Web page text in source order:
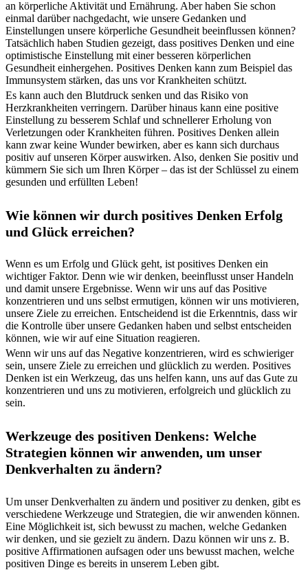
an körperliche Aktivität und Ernährung. Aber haben Sie schon
einmal darüber nachgedacht, wie unsere Gedanken und
Einstellungen unsere körperliche Gesundheit beeinflussen können?
Tatsächlich haben Studien gezeigt, dass positives Denken und eine
optimistische Einstellung mit einer besseren körperlichen
Gesundheit einhergehen. Positives Denken kann zum Beispiel das
Immunsystem stärken, das uns vor Krankheiten schützt.
Es kann auch den Blutdruck senken und das Risiko von
Herzkrankheiten verringern. Darüber hinaus kann eine positive
Einstellung zu besserem Schlaf und schnellerer Erholung von
Verletzungen oder Krankheiten führen. Positives Denken allein
kann zwar keine Wunder bewirken, aber es kann sich durchaus
positiv auf unseren Körper auswirken. Also, denken Sie positiv und
kümmern Sie sich um Ihren Körper – das ist der Schlüssel zu einem
gesunden und erfüllten Leben!
Wie können wir durch positives Denken Erfolg
und Glück erreichen?
Wenn es um Erfolg und Glück geht, ist positives Denken ein
wichtiger Faktor. Denn wie wir denken, beeinflusst unser Handeln
und damit unsere Ergebnisse. Wenn wir uns auf das Positive
konzentrieren und uns selbst ermutigen, können wir uns motivieren,
unsere Ziele zu erreichen. Entscheidend ist die Erkenntnis, dass wir
die Kontrolle über unsere Gedanken haben und selbst entscheiden
können, wie wir auf eine Situation reagieren.
Wenn wir uns auf das Negative konzentrieren, wird es schwieriger
sein, unsere Ziele zu erreichen und glücklich zu werden. Positives
Denken ist ein Werkzeug, das uns helfen kann, uns auf das Gute zu
konzentrieren und uns zu motivieren, erfolgreich und glücklich zu
sein.
Werkzeuge des positiven Denkens: Welche
Strategien können wir anwenden, um unser
Denkverhalten zu ändern?
Um unser Denkverhalten zu ändern und positiver zu denken, gibt es
verschiedene Werkzeuge und Strategien, die wir anwenden können.
Eine Möglichkeit ist, sich bewusst zu machen, welche Gedanken
wir denken, und sie gezielt zu ändern. Dazu können wir uns z. B.
positive Affirmationen aufsagen oder uns bewusst machen, welche
positiven Dinge es bereits in unserem Leben gibt.